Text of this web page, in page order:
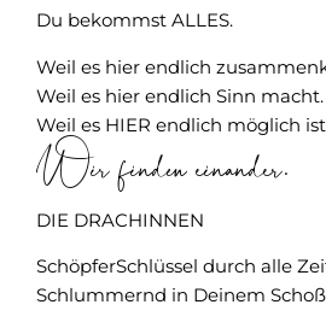
Du bekommst ALLES.
Weil es hier endlich
Weil es hier endlich Sinn macht.
Weil es HIER endlich möglich
Wir finden einander.
DIE DRACHINNEN
SchöpferSchlüssel durch alle
Schlummernd in Deinem